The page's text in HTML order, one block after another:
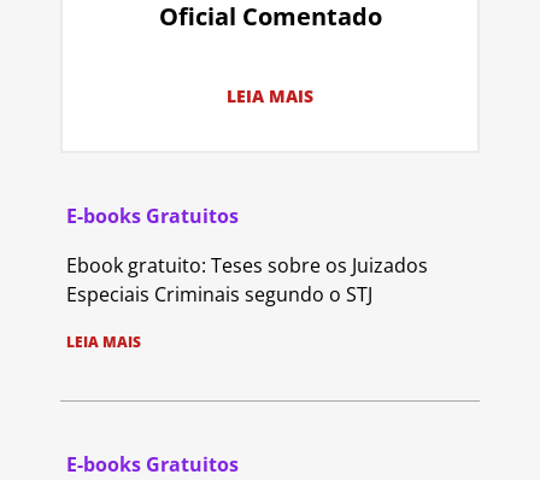
Oficial Comentado
LEIA MAIS
E-books Gratuitos
Ebook gratuito: Teses sobre os Juizados
Especiais Criminais segundo o STJ
LEIA MAIS
E-books Gratuitos